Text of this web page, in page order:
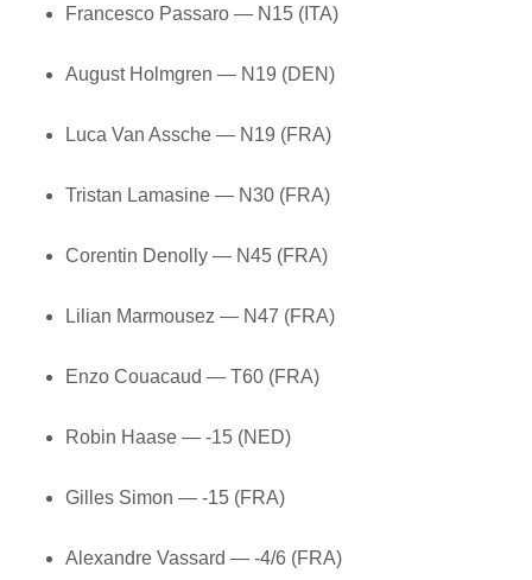
Francesco Passaro — N15 (ITA)
August Holmgren — N19 (DEN)
Luca Van Assche — N19 (FRA)
Tristan Lamasine — N30 (FRA)
Corentin Denolly — N45 (FRA)
Lilian Marmousez — N47 (FRA)
Enzo Couacaud — T60 (FRA)
Robin Haase — -15 (NED)
Gilles Simon — -15 (FRA)
Alexandre Vassard — -4/6 (FRA)